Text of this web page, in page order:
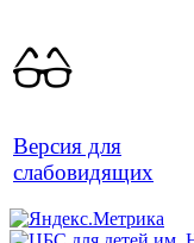
Версия для
слабовидящих